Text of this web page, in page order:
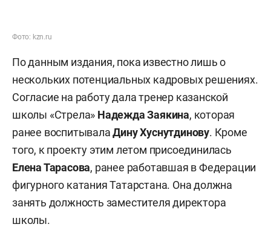
Фото: kzn.ru
По данным издания, пока известно лишь о
нескольких потенциальных кадровых решениях.
Согласие на работу дала тренер казанской
школы «Стрела» Надежда Заякина, которая
ранее воспитывалаДину Хуснутдинову. Кроме
того, к проекту этим летом присоединилась
Елена Тарасова, ранее работавшая в Федерации
фигурного катания Татарстана. Она должна
занять должность заместителя директора
школы.